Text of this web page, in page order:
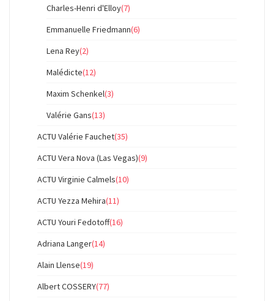
Charles-Henri d'Elloy(7)
Emmanuelle Friedmann(6)
Lena Rey(2)
Malédicte(12)
Maxim Schenkel(3)
Valérie Gans(13)
ACTU Valérie Fauchet(35)
ACTU Vera Nova (Las Vegas)(9)
ACTU Virginie Calmels(10)
ACTU Yezza Mehira(11)
ACTU Youri Fedotoff(16)
Adriana Langer(14)
Alain Llense(19)
Albert COSSERY(77)